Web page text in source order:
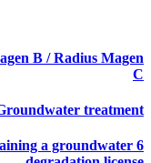
B / Radius Magen
C
treatment
a groundwater